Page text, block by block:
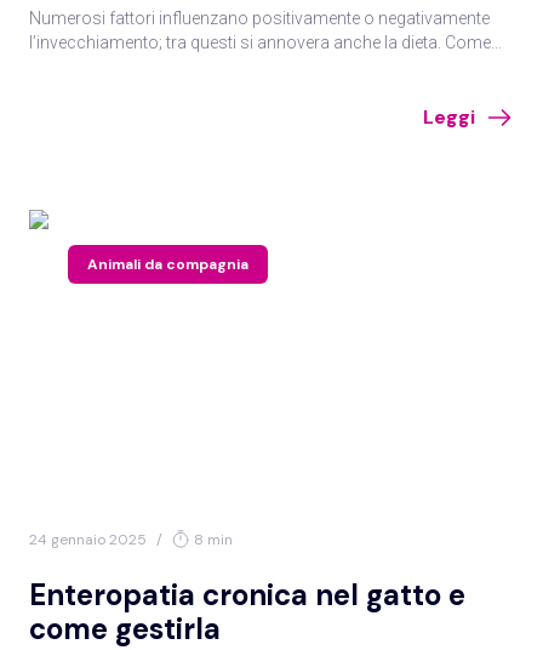
Numerosi fattori influenzano positivamente o negativamente
l’invecchiamento; tra questi si annovera anche la dieta. Come
Leggi
Animali da compagnia
24 gennaio 2025 / 8 min
Enteropatia cronica nel gatto e
come gestirla